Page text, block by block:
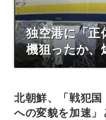
独空港に「正
機狙ったか、
北朝鮮、「戦犯
への変貌を加速」